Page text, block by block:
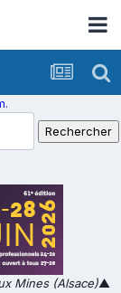
Mines (Alsace)▲